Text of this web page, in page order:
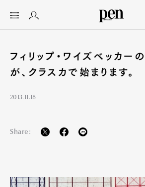
フィリップ・ワイズベッカー
が、クラスカで始まります。
2013.11.18
Share: